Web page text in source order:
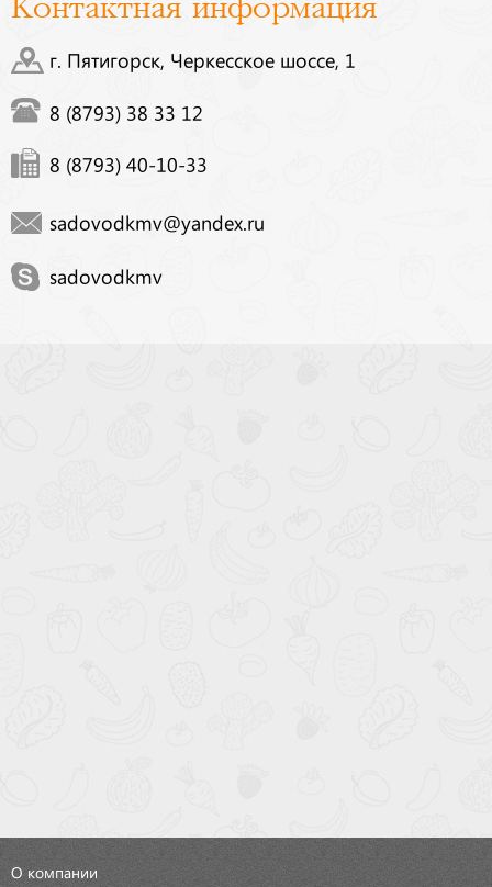
Контактная информация
г. Пятигорск, Черкесское шоссе, 1
8 (8793) 38 33 12
8 (8793) 40-10-33
sadovodkmv@yandex.ru
sadovodkmv
О компании